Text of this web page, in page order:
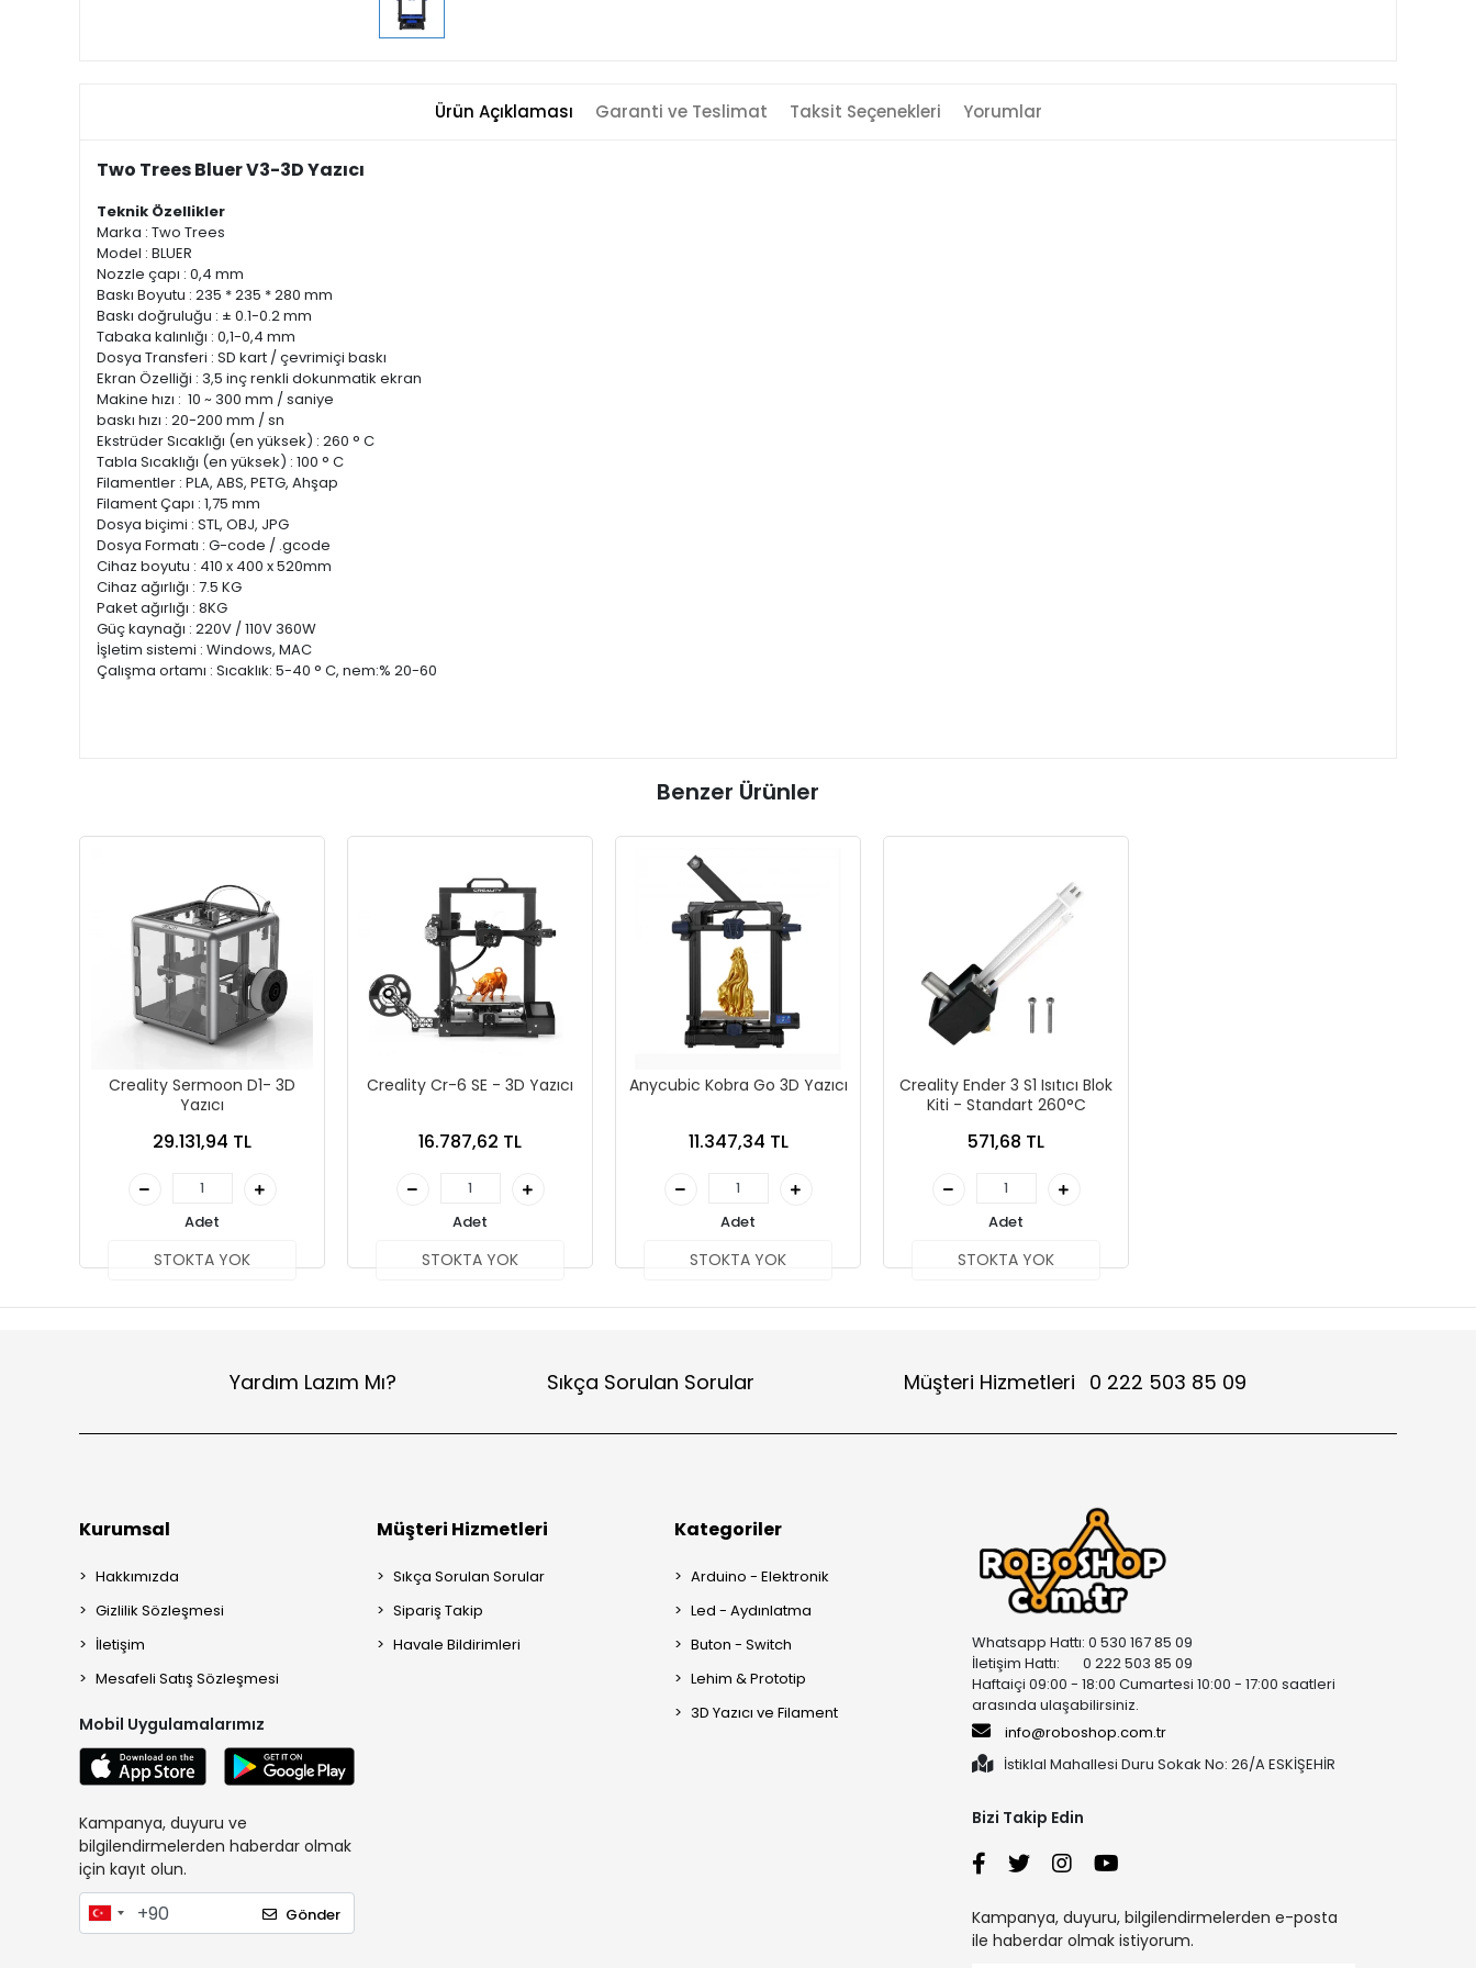
Ürün Açıklaması Garanti ve Teslimat Taksit Seçenekleri Yorumlar
Two Trees Bluer V3-3D Yazıcı
Teknik Özellikler
Marka : Two Trees
Model : BLUER
Nozzle çapı : 0,4 mm
Baskı Boyutu : 235 * 235 * 280 mm
Baskı doğruluğu : ± 0.1-0.2 mm
Tabaka kalınlığı : 0,1-0,4 mm
Dosya Transferi : SD kart / çevrimiçi baskı
Ekran Özelliği : 3,5 inç renkli dokunmatik ekran
Makine hızı : 10 ~ 300 mm / saniye
baskı hızı : 20-200 mm / sn
Ekstrüder Sıcaklığı (en yüksek) : 260 ° C
Tabla Sıcaklığı (en yüksek) : 100 ° C
Filamentler : PLA, ABS, PETG, Ahşap
Filament Çapı : 1,75 mm
Dosya biçimi : STL, OBJ, JPG
Dosya Formatı : G-code / .gcode
Cihaz boyutu : 410 x 400 x 520mm
Cihaz ağırlığı : 7.5 KG
Paket ağırlığı : 8KG
Güç kaynağı : 220V / 110V 360W
İşletim sistemi : Windows, MAC
Çalışma ortamı : Sıcaklık: 5-40 ° C, nem:% 20-60
Benzer Ürünler
Creality Sermoon D1- 3D
Yazıcı
29.131,94 TL
Adet
STOKTA YOK
Creality Cr-6 SE - 3D Yazıcı
16.787,62 TL
Adet
STOKTA YOK
Anycubic Kobra Go 3D Yazıcı
11.347,34 TL
Adet
STOKTA YOK
Creality Ender 3 S1 Isıtıcı Blok
Kiti - Standart 260°C
571,68 TL
Adet
STOKTA YOK
Yardım Lazım Mı? Sıkça Sorulan Sorular Müşteri Hizmetleri 0 222 503 85 09
Kurumsal
Hakkımızda
Gizlilik Sözleşmesi
İletişim
Mesafeli Satış Sözleşmesi
Mobil Uygulamalarımız
Kampanya, duyuru ve
bilgilendirmelerden haberdar olmak
için kayıt olun.
Gönder
Müşteri Hizmetleri
Sıkça Sorulan Sorular
Sipariş Takip
Havale Bildirimleri
Kategoriler
Arduino - Elektronik
Led - Aydınlatma
Buton - Switch
Lehim & Prototip
3D Yazıcı ve Filament
Whatsapp Hattı: 0 530 167 85 09
İletişim Hattı: 0 222 503 85 09
Haftaiçi 09:00 - 18:00 Cumartesi 10:00 - 17:00 saatleri
arasında ulaşabilirsiniz.
info@roboshop.com.tr
İstiklal Mahallesi Duru Sokak No: 26/A ESKİŞEHİR
Bizi Takip Edin
Kampanya, duyuru, bilgilendirmelerden e-posta
ile haberdar olmak istiyorum.